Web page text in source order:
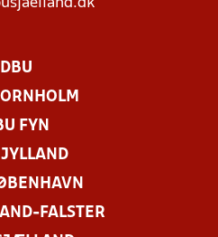
DBU
FYN
JYLLAND
FALSTER